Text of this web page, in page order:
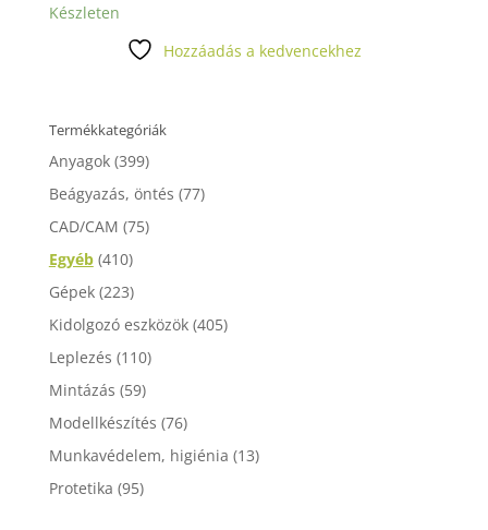
Készleten
Hozzáadás a kedvencekhez
Termékkategóriák
Anyagok (399)
Beágyazás, öntés (77)
CAD/CAM (75)
Egyéb (410)
Gépek (223)
Kidolgozó eszközök (405)
Leplezés (110)
Mintázás (59)
Modellkészítés (76)
Munkavédelem, higiénia (13)
Protetika (95)